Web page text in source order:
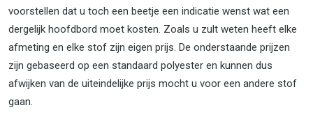
voorstellen dat u toch een beetje een indicatie wenst wat een
dergelijk hoofdbord moet kosten. Zoals u zult weten heeft elke
afmeting en elke stof zijn eigen prijs. De onderstaande prijzen
zijn gebaseerd op een standaard polyester en kunnen dus
afwijken van de uiteindelijke prijs mocht u voor een andere stof
gaan.